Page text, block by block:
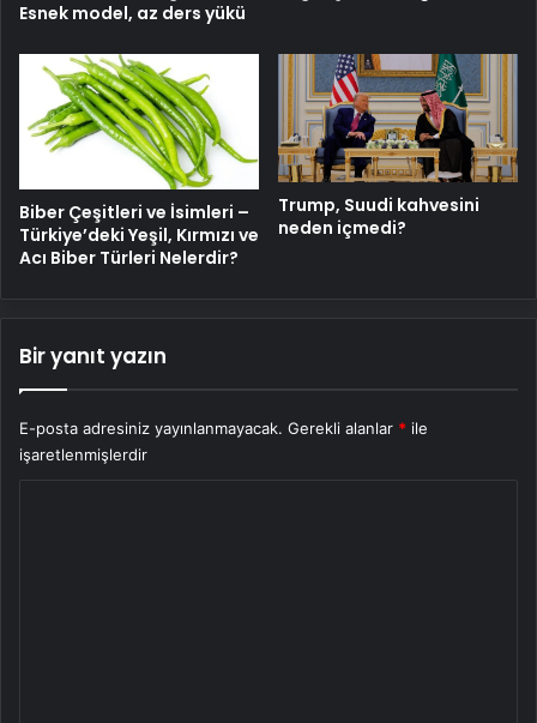
Esnek model, az ders yükü
Biber Çeşitleri ve İsimleri –
Türkiye’deki Yeşil, Kırmızı ve
Acı Biber Türleri Nelerdir?
Trump, Suudi kahvesini
neden içmedi?
Bir yanıt yazın
E-posta adresiniz yayınlanmayacak. Gerekli alanlar * ile
işaretlenmişlerdir